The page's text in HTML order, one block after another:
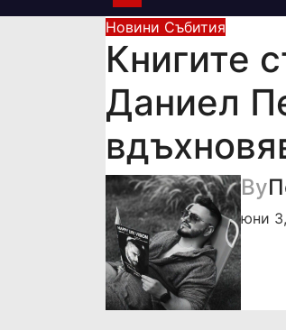
Новини Събития
Книгите
Даниел
By
юни